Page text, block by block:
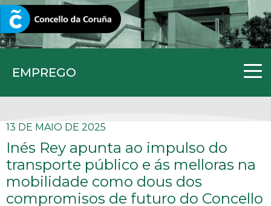
EMPREGO
CORUNA.GAL
13 DE MAIO DE 2025
Inés Rey apunta ao impulso do
transporte público e ás melloras na
mobilidade como dous dos
compromisos de futuro do Concello